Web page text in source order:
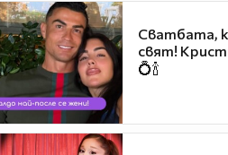
Сватбата,
свят!
💍🍾